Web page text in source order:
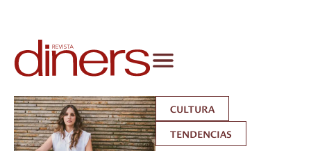
CULTURA
TENDENCIAS